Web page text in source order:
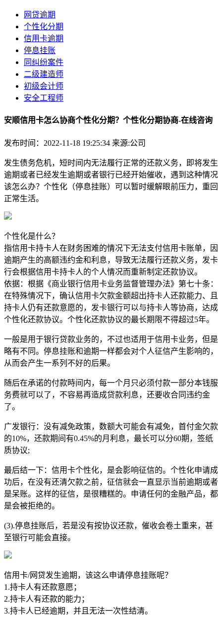
网贷逾期
个性化分期
信用卡逾期
停息挂账
同纠纷案件
二级建造师
初级会计师
安全工程师
安顺信用卡怎么协商个性化分期？个性化分期协商-在线咨询
发布时间：2022-11-18 19:25:34 来源:公司
发生债务危机，短时间内无法履行正常的还款义务，即将发生
逾期或者已经发生逾期或者银行已经开始催收，遇到这种情况
该怎么办？个性化（停息挂账）可以暂时缓解眼前压力，重回
正常生活。
个性化是什么？
指信用卡持卡人在财务困难的情况下无法支付信用卡账单，因
逾期产生的高额违约金和利息，导致无法履行还款义务，发卡
行会根据信用卡持卡人的个人情况而重新制定还款协议。
依据：根据《商业银行信用卡业务监督管理办法》第七十条：
在特殊情况下，确认信用卡欠款金额超出持卡人还款能力、且
持卡人仍有还款意愿的，发卡银行可以与持卡人等协商，达成
个性化还款协议。个性化还款协议的最长期限不得超过5年。
一般是用于银行贷款业务的，不过也适用于信用卡业务，但是
略有不同。停息挂账和逾期一样都会对个人征信产生影响的，
从而会产生一系列不好的后果。
随后在承诺的付款時间内，每一个月只必须付款一部分本钱服
务费就可以了，不容易再造成贷款利息，还要收合同违约金
了。
广发银行：没有减免政策，数额大可能会有减免，首付金欠款
的10%，还款期间有0.45%的月利息，最长可以分60期，签纸
质协议;
最后结一下：信用卡个性化，是会影响征信的。个性化申请成
功后，在没有还清欠款之前，征信就会一直显示当前逾期或者
是呆账。这样的征信，是很糟糕的。申请任何的金融产品，都
是会被拒绝的。
(3).停息挂账后，若是没有按协议还款，催收会卷土重来，甚
至银行可能会直接。
信用卡/网贷发生逾期，该这么申请停息挂账呢？
1.持卡人有还款意愿；
2.持卡人有还款的能力；
3.持卡人已经逾期，并且无法一次性结清。